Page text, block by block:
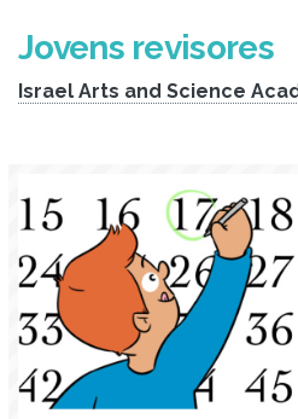
Jovens revisores
Israel Arts and Science